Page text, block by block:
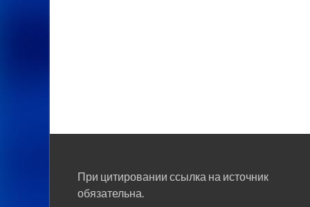
При цитировании ссылка на источник
обязательна.